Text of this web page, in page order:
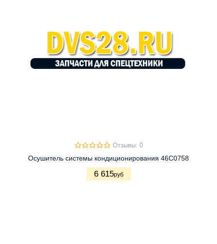
Отзывы: 0
Осушитель системы кондиционирования 46C0758
6 615руб